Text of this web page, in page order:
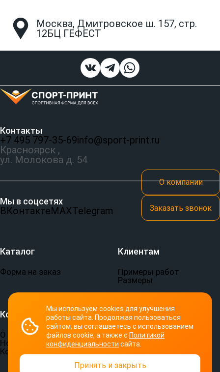
Москва, Дмитровское ш. 157, стр.
12БЦ ГЕФЕСТ
Мы используем cookies для улучшения
работы сайта. Продолжая пользоваться
сайтом, вы соглашаетесь с использованием
файлов cookie, а также с Политикой
конфиденциальности сайта.
Принять и закрыть
Контакты
+7 495 797‑35-69info@sport-print.ru
Красноярск ,
ул. Молокова д. 54
Мы в соцсетях
ВКонтактеMAXTelegram
О компании
Заказать звонок
Каталог
Форма на заказ
Клиентам
Примеры работ
Размеры
Компания
О компании
Новости
Контакты
Документы
Пользовательское
соглашение
конфиденциальности